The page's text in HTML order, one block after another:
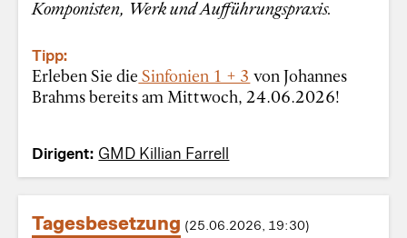
Komponisten, Werk und Aufführungspraxis.
Tipp:
Erleben Sie dieSinfonien 1 + 3 von Johannes
Brahms bereits am Mittwoch, 24.06.2026!
Dirigent: GMD Killian Farrell
Tagesbesetzung (25.06.2026, 19:30)